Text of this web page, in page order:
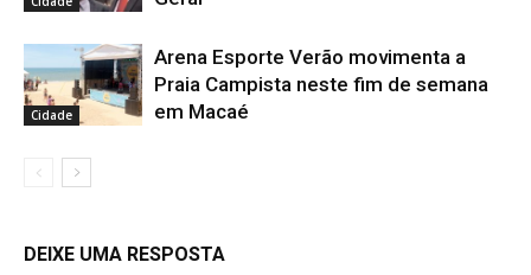
Cidade
Arena Esporte Verão movimenta a
Praia Campista neste fim de semana
em Macaé
DEIXE UMA RESPOSTA